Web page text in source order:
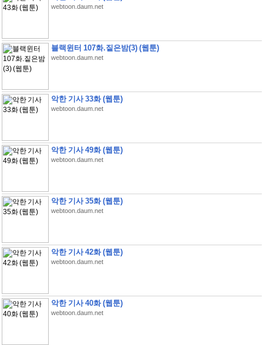
webtoon.daum.net
블랙윈터 107화.짙은밤(3) (웹툰)
webtoon.daum.net
악한 기사 33화 (웹툰)
webtoon.daum.net
악한 기사 49화 (웹툰)
webtoon.daum.net
악한 기사 35화 (웹툰)
webtoon.daum.net
악한 기사 42화 (웹툰)
webtoon.daum.net
악한 기사 40화 (웹툰)
webtoon.daum.net